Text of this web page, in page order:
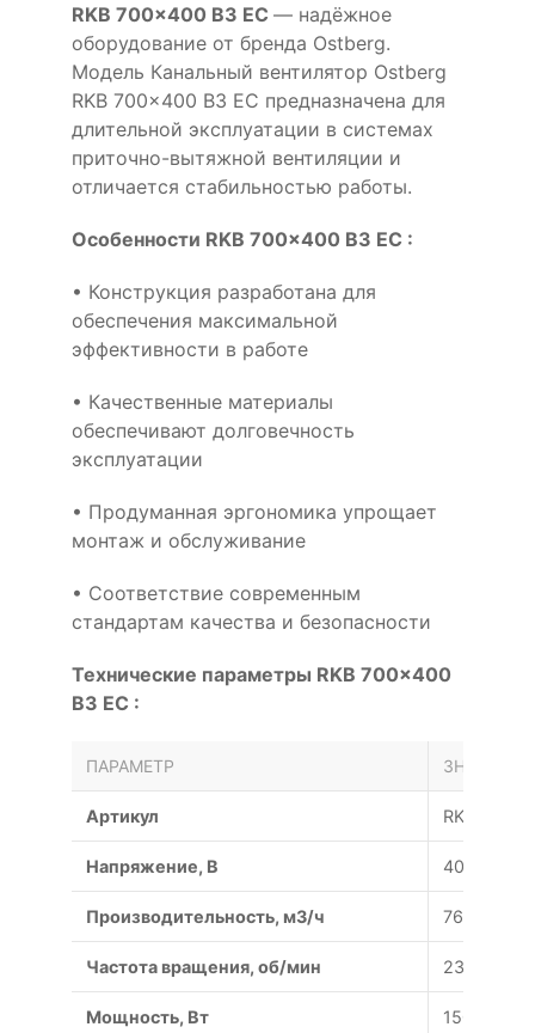
RKB 700x400 B3 EC — надёжное
оборудование от бренда Ostberg.
Модель Канальный вентилятор Ostberg
RKB 700x400 B3 EC предназначена для
длительной эксплуатации в системах
приточно-вытяжной вентиляции и
отличается стабильностью работы.
Особенности RKB 700x400 B3 EC :
• Конструкция разработана для
обеспечения максимальной
эффективности в работе
• Качественные материалы
обеспечивают долговечность
эксплуатации
• Продуманная эргономика упрощает
монтаж и обслуживание
• Соответствие современным
стандартам качества и безопасности
Технические параметры RKB 700x400
B3 EC :
ПАРАМЕТР ЗНАЧЕНИЕ
Артикул RKB
Напряжение, В 400/50
Производительность, м3/ч 7600
Частота вращения, об/мин 2300
Мощность, Вт 1500